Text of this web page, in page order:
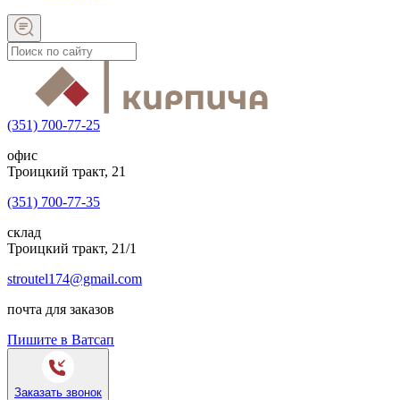
(351) 700-77-25
офис
Троицкий тракт, 21
(351) 700-77-35
склад
Троицкий тракт, 21/1
stroutel174@gmail.com
почта для заказов
Пишите в Ватсап
Заказать звонок